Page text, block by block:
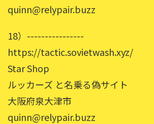
quinn@relypair.buzz
18）----------------
https://tactic.sovietwash.xyz/
Star Shop
ルッカーズ と名乗る偽サイト
大阪府泉大津市
quinn@relypair.buzz